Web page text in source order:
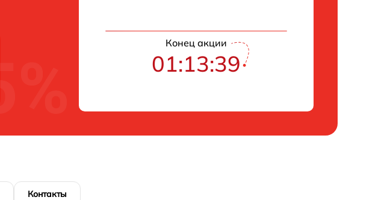
Конец акции
01:13:39
Контакты